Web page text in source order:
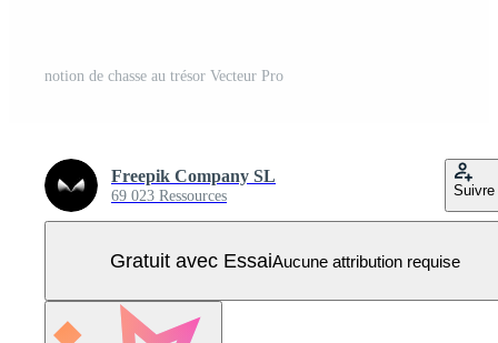
notion de chasse au trésor Vecteur Pro
Freepik Company SL
69 023 Ressources Suivre
Gratuit avec EssaiAucune attribution requise